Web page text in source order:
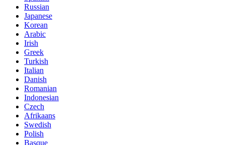
Russian
Japanese
Korean
Arabic
Irish
Greek
Turkish
Italian
Danish
Romanian
Indonesian
Czech
Afrikaans
Swedish
Polish
Basque